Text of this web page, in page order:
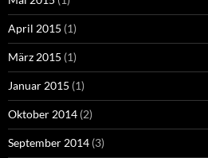
April 2015 (1)
März 2015 (1)
Januar 2015 (1)
Oktober 2014 (2)
September 2014 (3)